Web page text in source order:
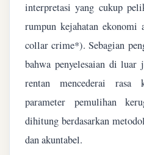
interpretasi yang cukup
rumpun kejahatan
collar crime*). Sebagian
bahwa penyelesaian di
rentan mencederai rasa
parameter pemulihan
dihitung berdasarkan
dan akuntabel.